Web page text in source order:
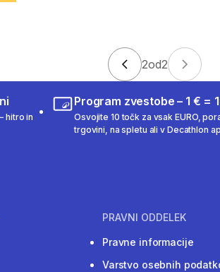
2od2
hitro in
Program zvestobe – 1 € =
Osvojite 10 točk za vsak EURO,
trgovini, na spletu ali v Decathlon
PRAVNI ODDELEK
Pravne informacije
Varstvo osebnih